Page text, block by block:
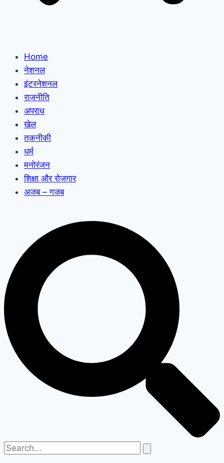
Home
नेशनल
इंटरनेशनल
राजनीति
अपराध
खेल
तकनीकी
धर्म
मनोरंजन
शिक्षा और रोजगार
अजब – गजब